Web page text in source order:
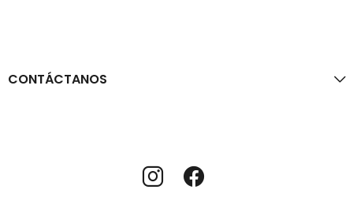
CONTÁCTANOS